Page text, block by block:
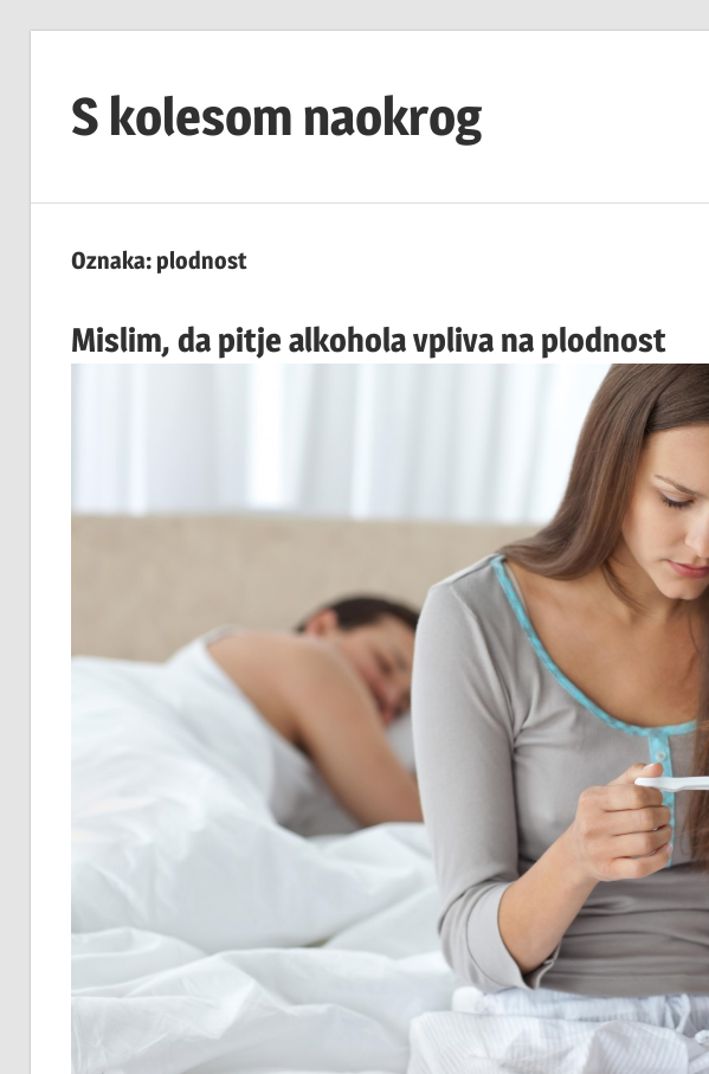
contentS kolesom naokrog
Oznaka:plodnost
Mislim, da pitje alkohola vpliva na plodnost